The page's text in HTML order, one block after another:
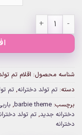
اقلام تم تولد باربی از عدد
شناسه محصول: اقلام تم
دسته: تم تولد دخترانه, تم
برچسب: barbie theme
,
دخترانه جدید, تم تولد
دخترانه